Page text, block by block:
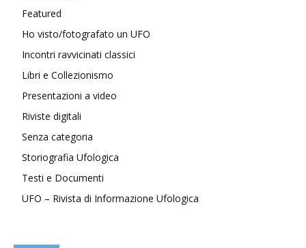
Featured
Ho visto/fotografato un UFO
Incontri ravvicinati classici
Libri e Collezionismo
Presentazioni a video
Riviste digitali
Senza categoria
Storiografia Ufologica
Testi e Documenti
UFO – Rivista di Informazione Ufologica